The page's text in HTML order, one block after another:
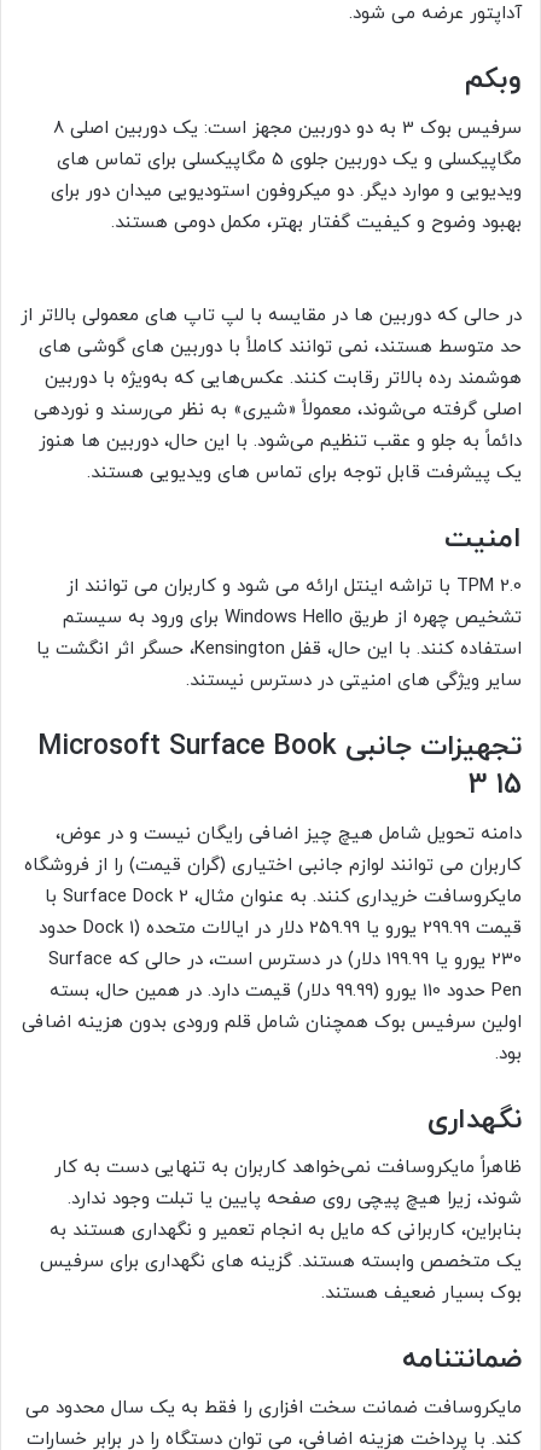
آداپتور عرضه می شود.
وبکم
سرفیس بوک 3 به دو دوربین مجهز است: یک دوربین اصلی 8
مگاپیکسلی و یک دوربین جلوی 5 مگاپیکسلی برای تماس های
ویدیویی و موارد دیگر. دو میکروفون استودیویی میدان دور برای
بهبود وضوح و کیفیت گفتار بهتر، مکمل دومی هستند.
در حالی که دوربین ها در مقایسه با لپ تاپ های معمولی بالاتر از
حد متوسط هستند، نمی توانند کاملاً با دوربین های گوشی های
هوشمند رده بالاتر رقابت کنند. عکس‌هایی که به‌ویژه با دوربین
اصلی گرفته می‌شوند، معمولاً «شیری» به نظر می‌رسند و نوردهی
دائماً به جلو و عقب تنظیم می‌شود. با این حال، دوربین ها هنوز
یک پیشرفت قابل توجه برای تماس های ویدیویی هستند.
امنیت
TPM 2.0 با تراشه اینتل ارائه می شود و کاربران می توانند از
تشخیص چهره از طریق Windows Hello برای ورود به سیستم
استفاده کنند. با این حال، قفل Kensington، حسگر اثر انگشت یا
سایر ویژگی های امنیتی در دسترس نیستند.
تجهیزات جانبی Microsoft Surface Book
3 15
دامنه تحویل شامل هیچ چیز اضافی رایگان نیست و در عوض،
کاربران می توانند لوازم جانبی اختیاری (گران قیمت) را از فروشگاه
مایکروسافت خریداری کنند. به عنوان مثال، Surface Dock 2 با
قیمت 299.99 یورو یا 259.99 دلار در ایالات متحده (Dock 1 حدود
230 یورو یا 199.99 دلار) در دسترس است، در حالی که Surface
Pen حدود 110 یورو (99.99 دلار) قیمت دارد. در همین حال، بسته
اولین سرفیس بوک همچنان شامل قلم ورودی بدون هزینه اضافی
بود.
نگهداری
ظاهراً مایکروسافت نمی‌خواهد کاربران به تنهایی دست به کار
شوند، زیرا هیچ پیچی روی صفحه پایین یا تبلت وجود ندارد.
بنابراین، کاربرانی که مایل به انجام تعمیر و نگهداری هستند به
یک متخصص وابسته هستند. گزینه های نگهداری برای سرفیس
بوک بسیار ضعیف هستند.
ضمانتنامه
مایکروسافت ضمانت سخت افزاری را فقط به یک سال محدود می
کند. با پرداخت هزینه اضافی، می توان دستگاه را در برابر خسارات